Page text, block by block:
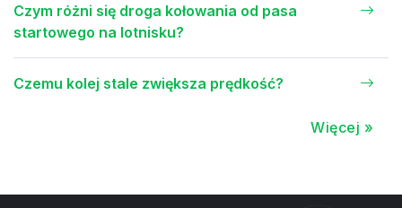
Czym różni się droga kołowania od pasa
startowego na lotnisku?
Czemu kolej stale zwiększa prędkość?
Więcej »